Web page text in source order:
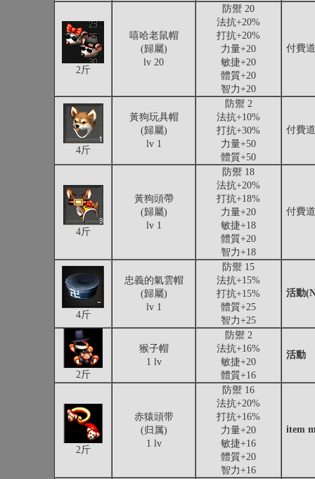
2斤
嘻哈老鼠帽
(歸屬)
lv 20
防禦 20
法抗+20%
打抗+20%
力量+20
敏捷+20
體質+20
智力+20
付費
4斤
黃狗玩具帽
(歸屬)
lv 1
防禦 2
法抗+10%
打抗+30%
力量+50
體質+50
付費
4斤
黃狗頭帶
(歸屬)
lv 1
防禦 18
法抗+20%
打抗+18%
力量+20
敏捷+18
體質+20
智力+18
付費
4斤
忠義的氣雲帽
(歸屬)
lv 1
防禦 15
法抗+15%
打抗+15%
體質+25
智力+25
活動
2斤
猴子帽
1 lv
防禦 2
法抗+16%
敏捷+20
體質+16
活動
2斤
赤猿頭带
(归属)
1 lv
防禦 16
法抗+20%
打抗+16%
力量+20
敏捷+16
體質+20
智力+16
item